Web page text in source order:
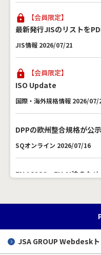
【会員限定】
最新発行JISのリストを
JIS情報 2026/07/21
【会員限定】
ISO Update
国際・海外規格情報 2026/07/
DPPの欧州整合規格が公示
SQオンライン 2026/07/16
EN 18286～EU AI法のた
3分で読める！標準化の
会」とは
SQオンライン 2026/07/15
JSA GROUP Webdeskト